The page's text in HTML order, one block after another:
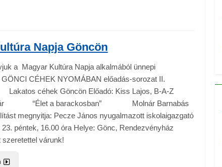
Napja Göncön
a Magyar Kultúra Napja alkalmából ünnepi
CÉHEK NYOMÁBAN előadás-sorozat II.
Göncön Előadó: Kiss Lajos, B-A-Z
“Élet a barackosban” Molnár Barnabás
megnyitja: Pecze János nyugalmazott iskolaigazgató
23. péntek, 16.00 óra Helye: Gönc, Rendezvényház
szeretettel várunk!